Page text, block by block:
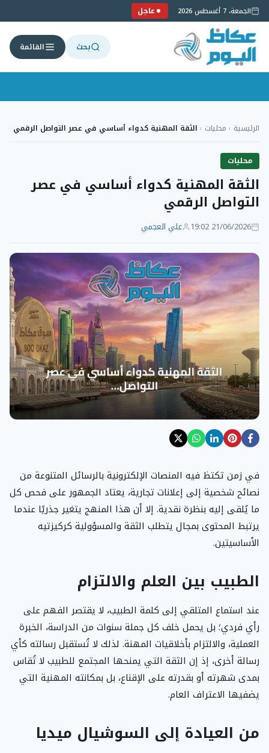
الجمعة، 7 أغسطس 2026 عاجل
بحث القائمة
إلىالرئيسية › محليات › الثقة المهنية كدواء أساسي في عصر التواصل الرقمي
محليات
الثقة المهنية كدواء أساسي في عصر
التواصل الرقمي
21/06/2026 19:02 علي العجمي
في زمن تكتظ فيه المنصات الإلكترونية بالرسائل المتنوعة من
نصائح شخصية إلى إعلانات تجارية، يعتاد الجمهور على فحص كل
ما يُلقى إليه بنظرة نقدية. إلا أن هذا المنهج يتغير جذريًا عندما
يرتبط المحتوى بمجال يتطلب الثقة والمسؤولية كركيزتيه
الأساسيتين.
الطبيب بين العلم والالتزام
عند استماع المتلقي إلى كلمة الطبيب، لا يقتصر الفهم على
رأي فردي؛ بل يحمل خلف كل جملة سنوات من الدراسة، الخبرة
العملية، والالتزام بأخلاقيات المهنة. لذلك لا تُستقبل رسالته كأي
رسالة أخرى، إذ إن الثقة التي يمنحها المجتمع للطبيب لا تُقاس
بمدى شهرته أو بقدرته على الإقناع، بل بمكانته المهنية التي
يضفيها الاعتراف العام.
من العيادة إلى السوشيال ميديا